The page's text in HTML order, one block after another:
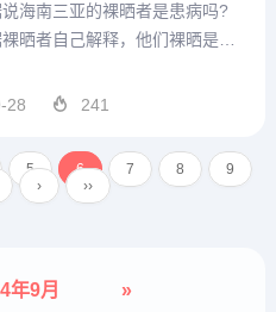
海南三亚的裸晒者是患病吗?
晒者自己解释，他们裸晒是为
择隐蔽的地方裸晒，他们并没
然的方式，也是国外较崇尚的
种旅游休闲方式。该网友的3名女
28 241
5 6 7 8
9
› ››
年9月 »